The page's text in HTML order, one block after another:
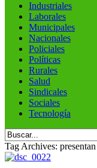
Industriales
Laborales
Municipales
Nacionales
Policiales
Políticas
Rurales
Salud
Sindicales
Sociales
Tecnología
Tag Archives: presentan